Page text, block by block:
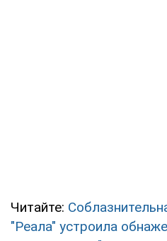
Читайте:
"Реала" устроила